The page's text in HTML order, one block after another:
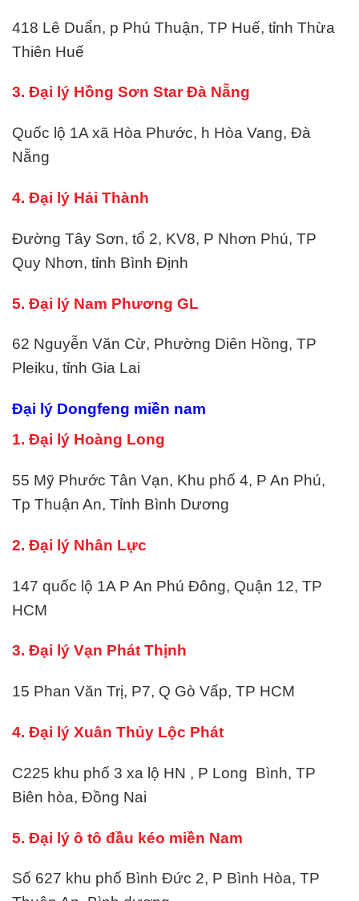
418 Lê Duẩn, p Phú Thuận, TP Huế, tỉnh Thừa
Thiên Huế
3. Đại lý Hồng Sơn Star Đà Nẵng
Quốc lộ 1A xã Hòa Phước, h Hòa Vang, Đà
Nẵng
4. Đại lý Hải Thành
Đường Tây Sơn, tổ 2, KV8, P Nhơn Phú, TP
Quy Nhơn, tỉnh Bình Định
5. Đại lý Nam Phương GL
62 Nguyễn Văn Cừ, Phường Diên Hồng, TP
Pleiku, tỉnh Gia Lai
Đại lý Dongfeng miền nam
1. Đại lý Hoàng Long
55 Mỹ Phước Tân Vạn, Khu phố 4, P An Phú,
Tp Thuận An, Tỉnh Bình Dương
2. Đại lý Nhân Lực
147 quốc lộ 1A P An Phú Đông, Quận 12, TP
HCM
3. Đại lý Vạn Phát Thịnh
15 Phan Văn Trị, P7, Q Gò Vấp, TP HCM
4. Đại lý Xuân Thủy Lộc Phát
C225 khu phố 3 xa lộ HN , P Long Bình, TP
Biên hòa, Đồng Nai
5. Đại lý ô tô đầu kéo miền Nam
Số 627 khu phố Bình Đức 2, P Bình Hòa, TP